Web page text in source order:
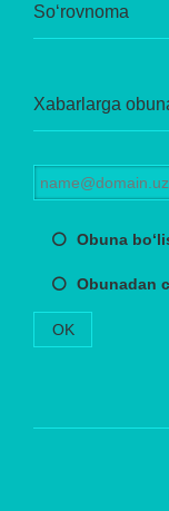
So‘rovnoma
Xabarlarga
Obuna
Obunadan
OK